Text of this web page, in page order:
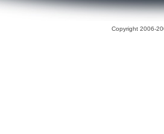
Copyright 2006-